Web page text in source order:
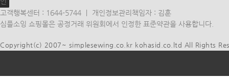
고객행복센터 : 1644-5744 ㅣ 개인정보관리책임자 : 김훈
심플소잉 쇼핑몰은 공정거래 위원회에서 인정한 표준약관을 사용합니다.
Copyright(c) 2007~ simplesewing.co.kr kohasid.co.ltd All Rights